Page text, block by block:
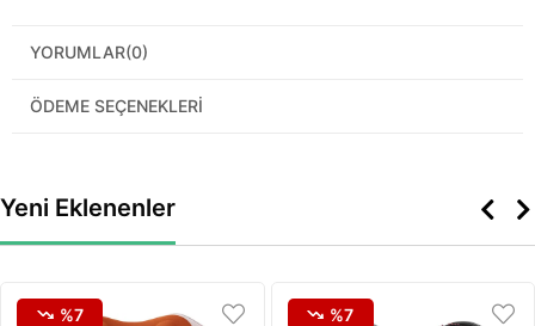
YORUMLAR(0)
ÖDEME SEÇENEKLERI
Yeni Eklenenler
%7 %7